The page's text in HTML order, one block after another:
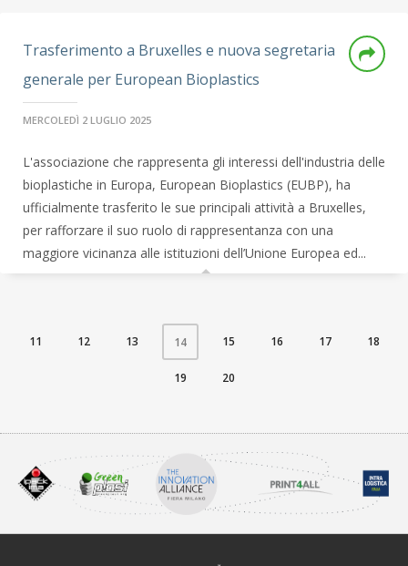
Trasferimento a Bruxelles e nuova segretaria
generale per European Bioplastics
MERCOLEDÌ 2 LUGLIO 2025
L'associazione che rappresenta gli interessi dell'industria delle
bioplastiche in Europa, European Bioplastics (EUBP), ha
ufficialmente trasferito le sue principali attività a Bruxelles,
per rafforzare il suo ruolo di rappresentanza con una
maggiore vicinanza alle istituzioni dell’Unione Europea ed...
11 12 13 14 15 16 17 18
19 20